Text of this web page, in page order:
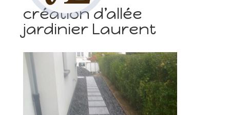
création d’allée
jardinier Laurent